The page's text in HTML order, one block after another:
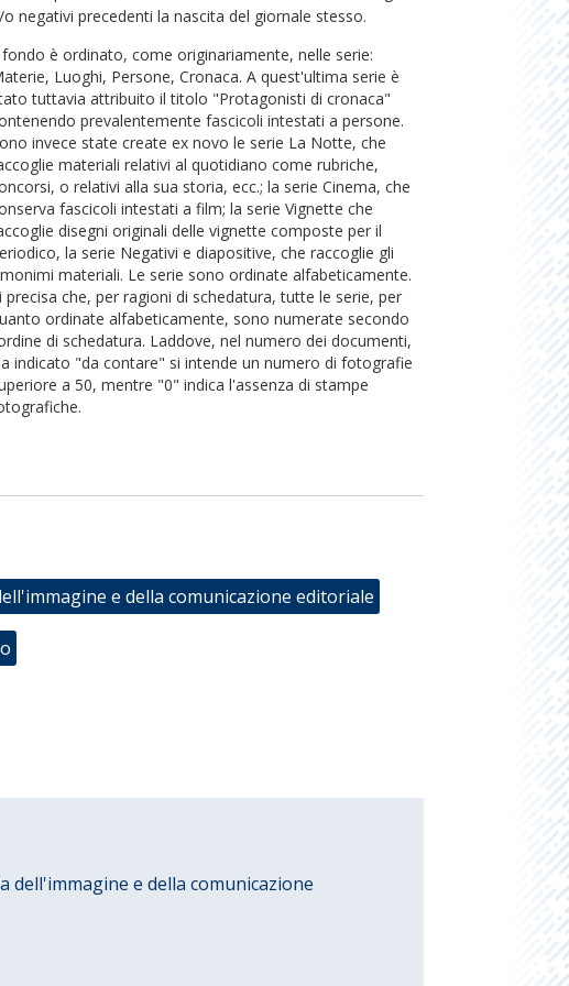
La marcata attenzione per la cronaca
un tono polemico e spregiudicato, si affianca da
a un'impaginazione volta a catturare lo sguardo, una
a caratteri vistosi e un uso accorto e sapiente del
fotografico, frutto del lavoro di valenti fotografi,
i quali Eugenio Barbera e Dante Valenza, a cui poi si
con l'acquisizione del "Corriere Lombardo"
1966, Federico Patellani e Gian Battista Colombo. Va poi
che il successo che la "Notte" riscuote nella difficile
di Milano è dovuto a una novità assoluta per l'Italia:
pagina dedicata ai programmi dei cinematografi
con l'introduzione di un sistema visuale di
del gradimento delle pellicole espresso dal
e dalla critica. Per la prima volta, di ogni film veniva
un riassunto della trama, con l'indicazione del
dei critici (indicato con le stellette, da una a cinque) e
dell'affluenza degli spettatori (indicata dal numero di
da uno a cinque). Altre invenzioni vincenti di Nutrizio
in un periodo durante il quale c'è solo un'edizione al
e scrivendo fondi quotidiani di popolare efficacia.
inizialmente in un'unica edizione pomeridiana, nel
periodo d'oro "La Notte" raggiungerà quota tre edizioni
(la prima edizione, l'edizione Borsa delle 14 e
edizione delle 17), ciascuna di sei pagine (Prima
citata pagina dei cinema, la pagina delle grane (un
Sono questi gli elementi che fanno della "Notte" un
o negativi precedenti la nascita del giornale stesso.
fondo è ordinato, come originariamente, nelle serie:
Luoghi, Persone, Cronaca. A quest'ultima serie è
tuttavia attribuito il titolo "Protagonisti di cronaca"
prevalentemente fascicoli intestati a persone.
invece state create ex novo le serie La Notte, che
materiali relativi al quotidiano come rubriche,
o relativi alla sua storia, ecc.; la serie Cinema, che
fascicoli intestati a film; la serie Vignette che
disegni originali delle vignette composte per il
la serie Negativi e diapositive, che raccoglie gli
materiali. Le serie sono ordinate alfabeticamente.
precisa che, per ragioni di schedatura, tutte le serie, per
ordinate alfabeticamente, sono numerate secondo
di schedatura. Laddove, nel numero dei documenti,
indicato "da contare" si intende un numero di fotografie
a 50, mentre "0" indica l'assenza di stampe
e della comunicazione editoriale
dell'immagine e della comunicazione